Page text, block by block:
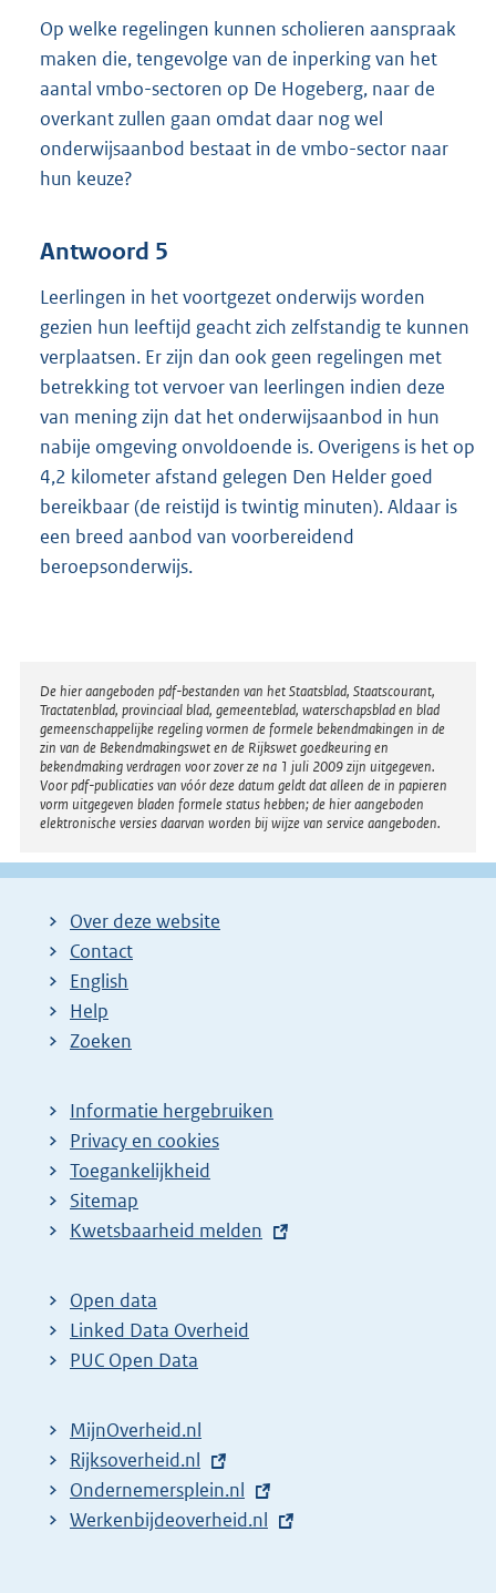
Op welke regelingen kunnen scholieren aanspraak
maken die, tengevolge van de inperking van het
aantal vmbo-sectoren op De Hogeberg, naar de
overkant zullen gaan omdat daar nog wel
onderwijsaanbod bestaat in de vmbo-sector naar
hun keuze?
Antwoord 5
Leerlingen in het voortgezet onderwijs worden
gezien hun leeftijd geacht zich zelfstandig te kunnen
verplaatsen. Er zijn dan ook geen regelingen met
betrekking tot vervoer van leerlingen indien deze
van mening zijn dat het onderwijsaanbod in hun
nabije omgeving onvoldoende is. Overigens is het op
4,2 kilometer afstand gelegen Den Helder goed
bereikbaar (de reistijd is twintig minuten). Aldaar is
een breed aanbod van voorbereidend
beroepsonderwijs.
Disclaimer
De hier aangeboden pdf-bestanden van het Staatsblad, Staatscourant,
Tractatenblad, provinciaal blad, gemeenteblad, waterschapsblad en blad
gemeenschappelijke regeling vormen de formele bekendmakingen in de
zin van de Bekendmakingswet en de Rijkswet goedkeuring en
bekendmaking verdragen voor zover ze na 1 juli 2009 zijn uitgegeven.
Voor pdf-publicaties van vóór deze datum geldt dat alleen de in papieren
vorm uitgegeven bladen formele status hebben; de hier aangeboden
elektronische versies daarvan worden bij wijze van service aangeboden.
Over deze website
Contact
English
Help
Zoeken
Informatie hergebruiken
Privacy en cookies
Toegankelijkheid
Sitemap
E
t
e
r
l
i
n
k
Kwetsbaarheid melden
Open data
Linked Data Overheid
PUC Open Data
MijnOverheid.nl
E
x
t
Rijksoverheid.nl
E
x
Ondernemersplein.nl
E
Werkenbijdeoverheid.nl